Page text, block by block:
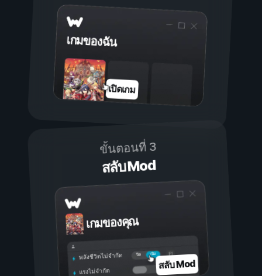
เกมของฉัน
เปิดเกม
ขั้นตอนที่ 3
สลับ Mod
เกมของคุณ
เปิด
ปิด
พลังชีวิตไม่จำกัด
แรงไม่จำกัด สลับ Mod